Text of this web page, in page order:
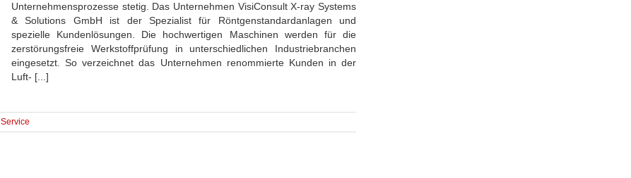
Unternehmensprozesse stetig. Das Unternehmen VisiConsult X-ray Systems
& Solutions GmbH ist der Spezialist für Röntgenstandardanlagen und
spezielle Kundenlösungen. Die hochwertigen Maschinen werden für die
zerstörungsfreie Werkstoffprüfung in unterschiedlichen Industriebranchen
eingesetzt. So verzeichnet das Unternehmen renommierte Kunden in der
Luft- [...]
Service